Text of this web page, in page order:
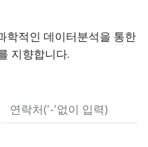
학적인 데이터분석을 통한
지향합니다.